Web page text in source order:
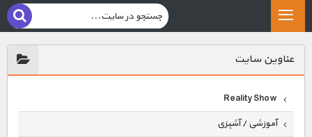
عناوين سايت
Reality Show
آموزشی / آشپزی